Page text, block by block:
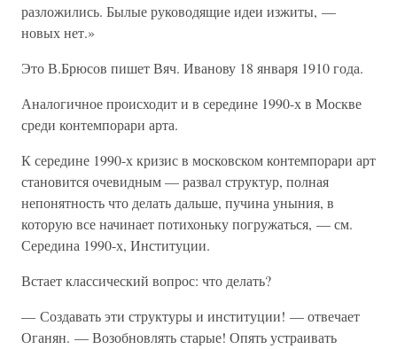
разложились. Былые руководящие идеи изжиты, —
новых нет.»
Это В.Брюсов пишет Вяч. Иванову 18 января 1910 года.
Аналогичное происходит и в середине 1990-х в Москве
среди контемпорари арта.
К середине 1990-х кризис в московском контемпорари арт
становится очевидным — развал структур, полная
непонятность что делать дальше, пучина уныния, в
которую все начинает потихоньку погружаться, — см.
Середина 1990-х, Институции.
Встает классический вопрос: что делать?
— Создавать эти структуры и институции! — отвечает
Оганян. — Возобновлять старые! Опять устраивать